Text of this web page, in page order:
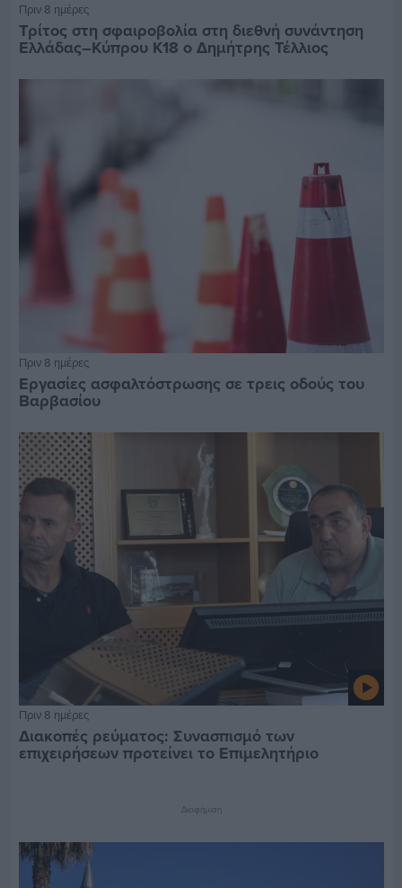
Πριν 8 ημέρες
Τρίτος στη σφαιροβολία στη διεθνή συνάντηση
Ελλάδας–Κύπρου Κ18 ο Δημήτρης Τέλλιος
Πριν 8 ημέρες
Εργασίες ασφαλτόστρωσης σε τρεις οδούς του
Βαρβασίου
Πριν 8 ημέρες
Διακοπές ρεύματος: Συνασπισμό των
επιχειρήσεων προτείνει το Επιμελητήριο
Διαφήμιση